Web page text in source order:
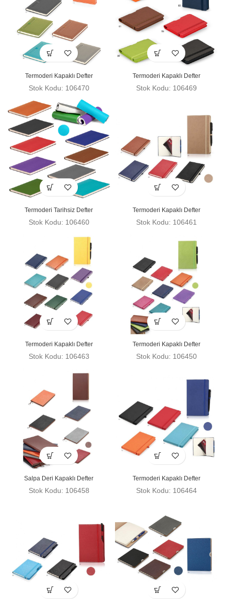
Termoderi Kapaklı Defter
Stok Kodu: 106470
Termoderi Kapaklı Defter
Stok Kodu: 106469
Termoderi Tarihsiz Defter
Stok Kodu: 106460
Termoderi Kapaklı Defter
Stok Kodu: 106461
Termoderi Kapaklı Defter
Stok Kodu: 106463
Termoderi Kapaklı Defter
Stok Kodu: 106450
Salpa Deri Kapaklı Defter
Stok Kodu: 106458
Termoderi Kapaklı Defter
Stok Kodu: 106464